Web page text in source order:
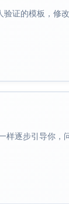
代理）
销售势能的代
约
与销量势能；整
能”
），做工与密
，智能化弱
方法见上
证的模板，修
样逐步引导你，